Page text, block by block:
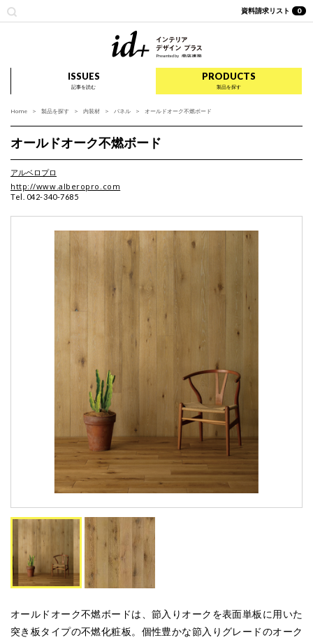
資料請求リスト 0
ISSUES
記事を読む
PRODUCTS
製品を探す
Home 製品を探す 内装材 パネル オールドオーク不燃ボード
オールドオーク不燃ボード
アルベロプロ
http://www.alberopro.com
Tel. 042-340-7685
オールドオーク不燃ボードは、節入りオークを表面単板に用いた
突き板タイプの不燃化粧板。個性豊かな節入りグレードのオーク